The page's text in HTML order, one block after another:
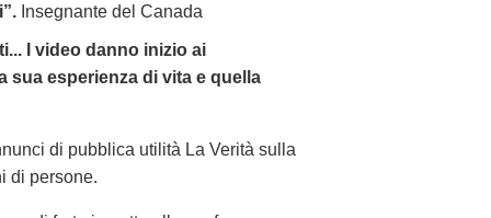
Insegnante del Canada
I video danno inizio ai
sua esperienza di vita e quella
di pubblica utilità La Verità sulla
di persone.